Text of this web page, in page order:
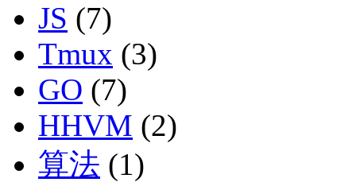
JS (7)
Tmux (3)
GO (7)
HHVM (2)
算法 (1)